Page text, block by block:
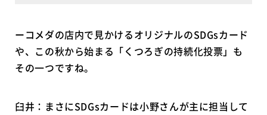
ーコメダの店内で見かけるオリジナルのSDGsカード
や、この秋から始まる「くつろぎの持続化投票」も
その一つですね。
臼井：まさにSDGsカードは小野さんが主に担当して